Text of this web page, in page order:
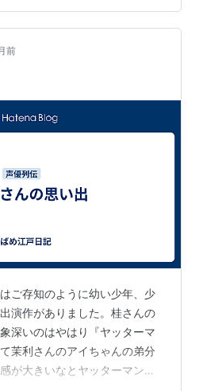
れていたそうです。 それから
婦人も。 昭和からずっと活躍
前
ご存知のように幼い少年、少
演作がありました。桂さんの
深いのはやはり『ヤッターマ
茉利さんのアイちゃんの弟分
が大きいなとヤッターマンを